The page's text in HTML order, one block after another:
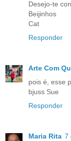
Desejo-te
Beijinhos
Cat
Responder
Arte Com
pois é, esse
bjuss Sue
Responder
Maria Rita 7